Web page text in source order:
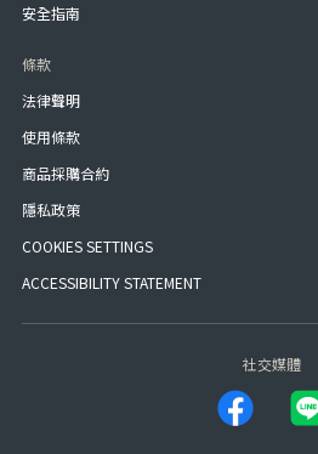
安全指南
條款
法律聲明
使用條款
商品採購合約
隱私政策
COOKIES SETTINGS
ACCESSIBILITY STATEMENT
社交媒體